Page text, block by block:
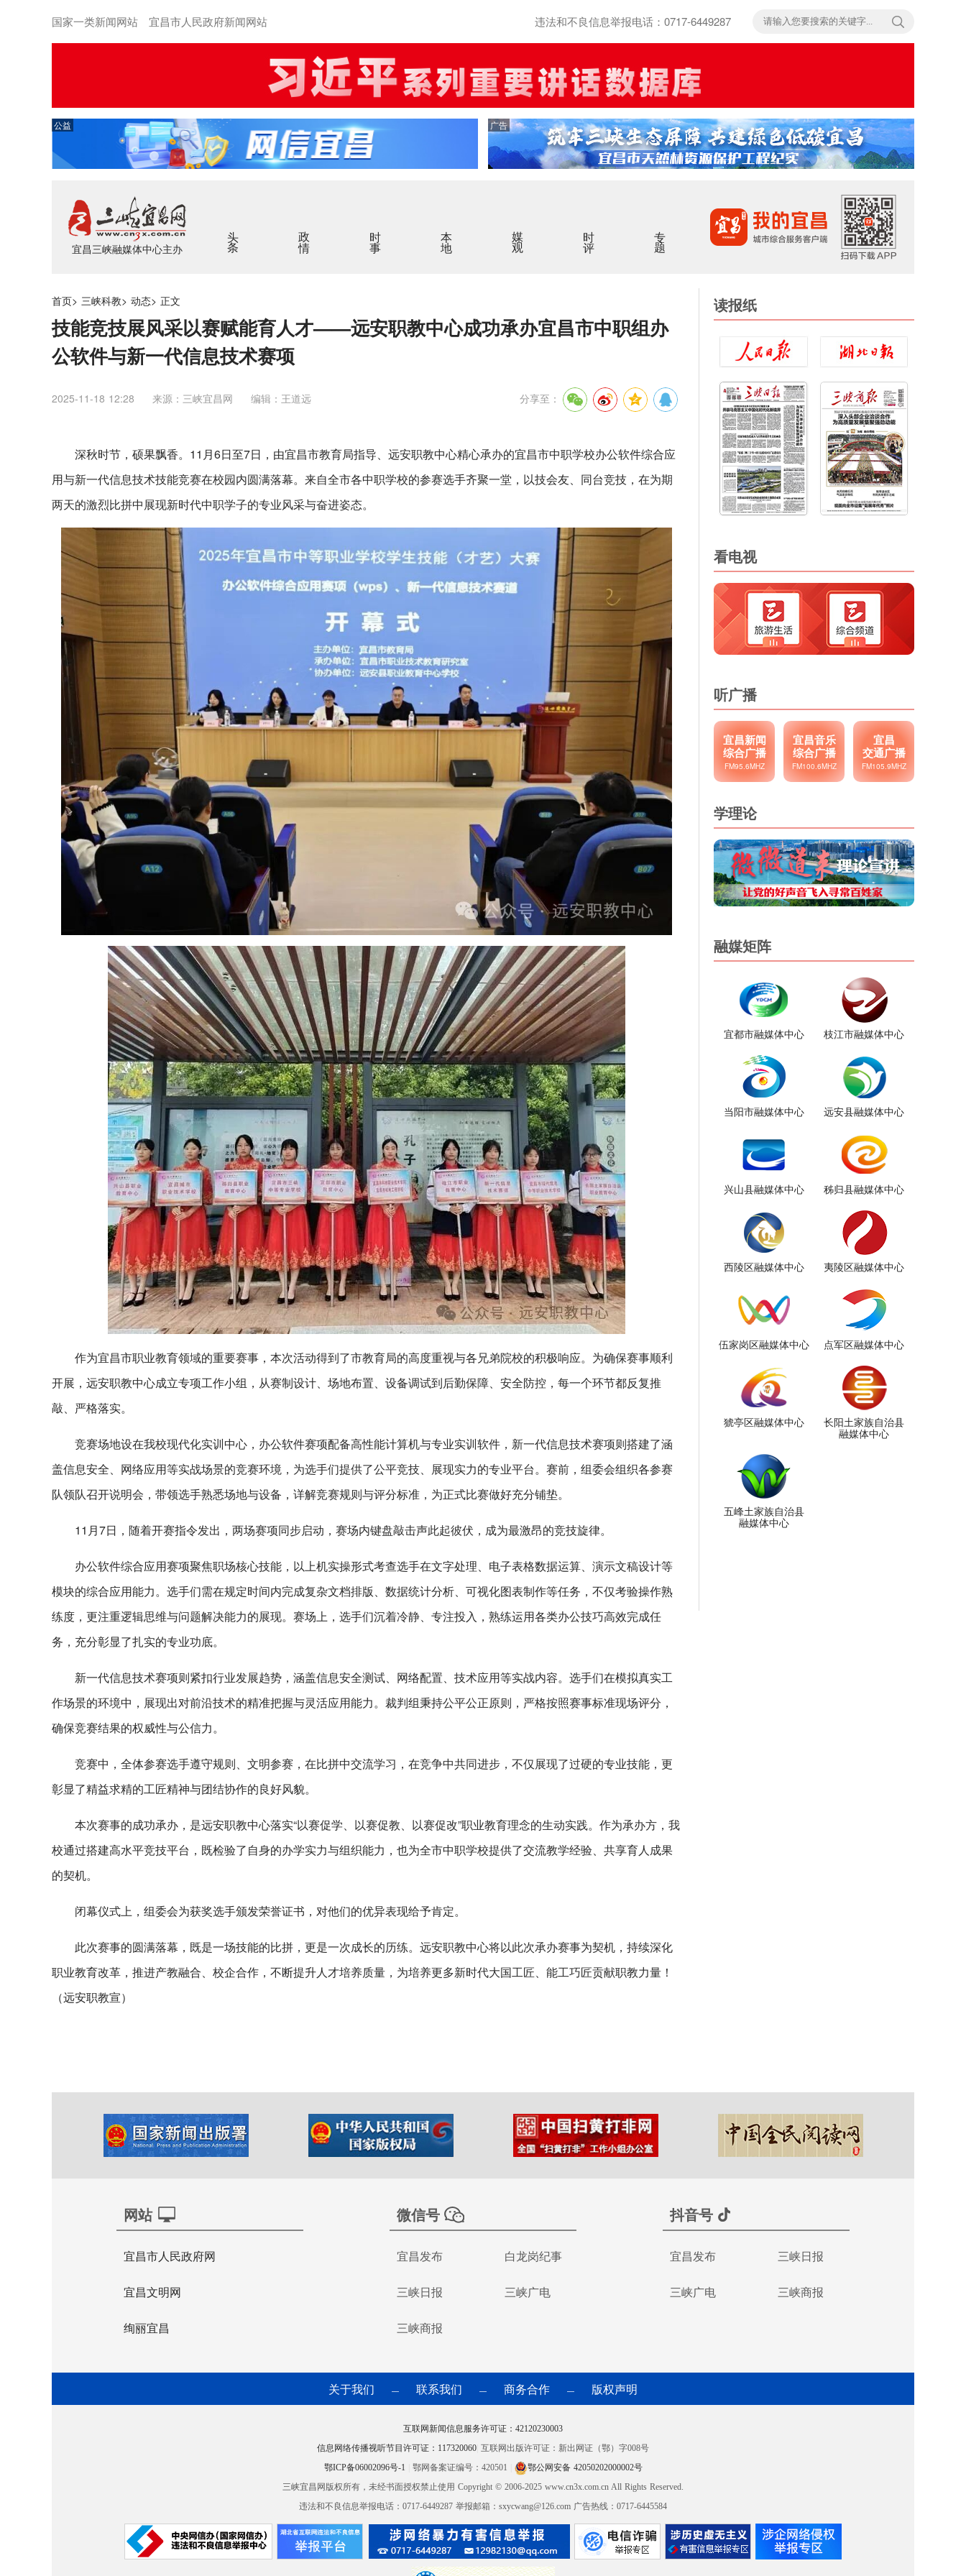
国家一类新闻网站 宜昌市人民政府新闻网站 违法和不良信息举报电话：0717-6449287
公益 广告
宜昌三峡融媒体中心主办
头条 政情 时事 本地 媒观 时评 专题
首页> 三峡科教> 动态> 正文
技能竞技展风采以赛赋能育人才——远安职教中心成功承办宜昌市中职组办
公软件与新一代信息技术赛项
2025-11-18 12:28 来源：三峡宜昌网 编辑：王道远 分享至：
深秋时节，硕果飘香。11月6日至7日，由宜昌市教育局指导、远安职教中心精心承办的宜昌市中职学校办公软件综合应
用与新一代信息技术技能竞赛在校园内圆满落幕。来自全市各中职学校的参赛选手齐聚一堂，以技会友、同台竞技，在为期
两天的激烈比拼中展现新时代中职学子的专业风采与奋进姿态。
作为宜昌市职业教育领域的重要赛事，本次活动得到了市教育局的高度重视与各兄弟院校的积极响应。为确保赛事顺利
开展，远安职教中心成立专项工作小组，从赛制设计、场地布置、设备调试到后勤保障、安全防控，每一个环节都反复推
敲、严格落实。
竞赛场地设在我校现代化实训中心，办公软件赛项配备高性能计算机与专业实训软件，新一代信息技术赛项则搭建了涵
盖信息安全、网络应用等实战场景的竞赛环境，为选手们提供了公平竞技、展现实力的专业平台。赛前，组委会组织各参赛
队领队召开说明会，带领选手熟悉场地与设备，详解竞赛规则与评分标准，为正式比赛做好充分铺垫。
11月7日，随着开赛指令发出，两场赛项同步启动，赛场内键盘敲击声此起彼伏，成为最激昂的竞技旋律。
办公软件综合应用赛项聚焦职场核心技能，以上机实操形式考查选手在文字处理、电子表格数据运算、演示文稿设计等
模块的综合应用能力。选手们需在规定时间内完成复杂文档排版、数据统计分析、可视化图表制作等任务，不仅考验操作熟
练度，更注重逻辑思维与问题解决能力的展现。赛场上，选手们沉着冷静、专注投入，熟练运用各类办公技巧高效完成任
务，充分彰显了扎实的专业功底。
新一代信息技术赛项则紧扣行业发展趋势，涵盖信息安全测试、网络配置、技术应用等实战内容。选手们在模拟真实工
作场景的环境中，展现出对前沿技术的精准把握与灵活应用能力。裁判组秉持公平公正原则，严格按照赛事标准现场评分，
确保竞赛结果的权威性与公信力。
竞赛中，全体参赛选手遵守规则、文明参赛，在比拼中交流学习，在竞争中共同进步，不仅展现了过硬的专业技能，更
彰显了精益求精的工匠精神与团结协作的良好风貌。
本次赛事的成功承办，是远安职教中心落实“以赛促学、以赛促教、以赛促改”职业教育理念的生动实践。作为承办方，我
校通过搭建高水平竞技平台，既检验了自身的办学实力与组织能力，也为全市中职学校提供了交流教学经验、共享育人成果
的契机。
闭幕仪式上，组委会为获奖选手颁发荣誉证书，对他们的优异表现给予肯定。
此次赛事的圆满落幕，既是一场技能的比拼，更是一次成长的历练。远安职教中心将以此次承办赛事为契机，持续深化
职业教育改革，推进产教融合、校企合作，不断提升人才培养质量，为培养更多新时代大国工匠、能工巧匠贡献职教力量！
（远安职教宣）
读报纸
看电视
听广播
宜昌新闻
综合广播
FM95.6MHZ
宜昌音乐
综合广播
FM100.6MHZ
宜昌
交通广播
FM105.9MHZ
学理论
融媒矩阵
宜都市融媒体中心 枝江市融媒体中心
当阳市融媒体中心 远安县融媒体中心
兴山县融媒体中心 秭归县融媒体中心
西陵区融媒体中心 夷陵区融媒体中心
伍家岗区融媒体中心 点军区融媒体中心
猇亭区融媒体中心
长阳土家族自治县
融媒体中心
五峰土家族自治县
融媒体中心
网站
宜昌市人民政府网
宜昌文明网
绚丽宜昌
微信号
宜昌发布 白龙岗纪事
三峡日报 三峡广电
三峡商报
抖音号
宜昌发布 三峡日报
三峡广电 三峡商报
关于我们 — 联系我们 — 商务合作 — 版权声明
互联网新闻信息服务许可证：42120230003
信息网络传播视听节目许可证：117320060 互联网出版许可证：新出网证（鄂）字008号
鄂ICP备06002096号-1
鄂网备案证编号：420501
鄂公网安备 42050202000002号
三峡宜昌网版权所有，未经书面授权禁止使用 Copyright © 2006-2025 www.cn3x.com.cn All Rights Reserved.
违法和不良信息举报电话：0717-6449287 举报邮箱：sxycwang@126.com 广告热线：0717-6445584